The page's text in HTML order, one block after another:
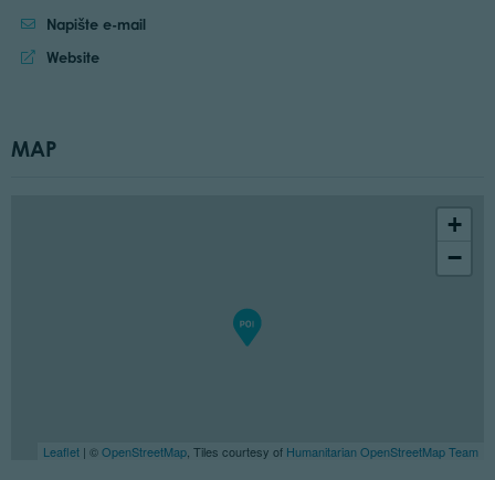
Napište e-mail
Website:
Website
MAP
+
−
Leaflet | ©OpenStreetMap , Tiles courtesy of Humanitarian OpenStreetMap Team